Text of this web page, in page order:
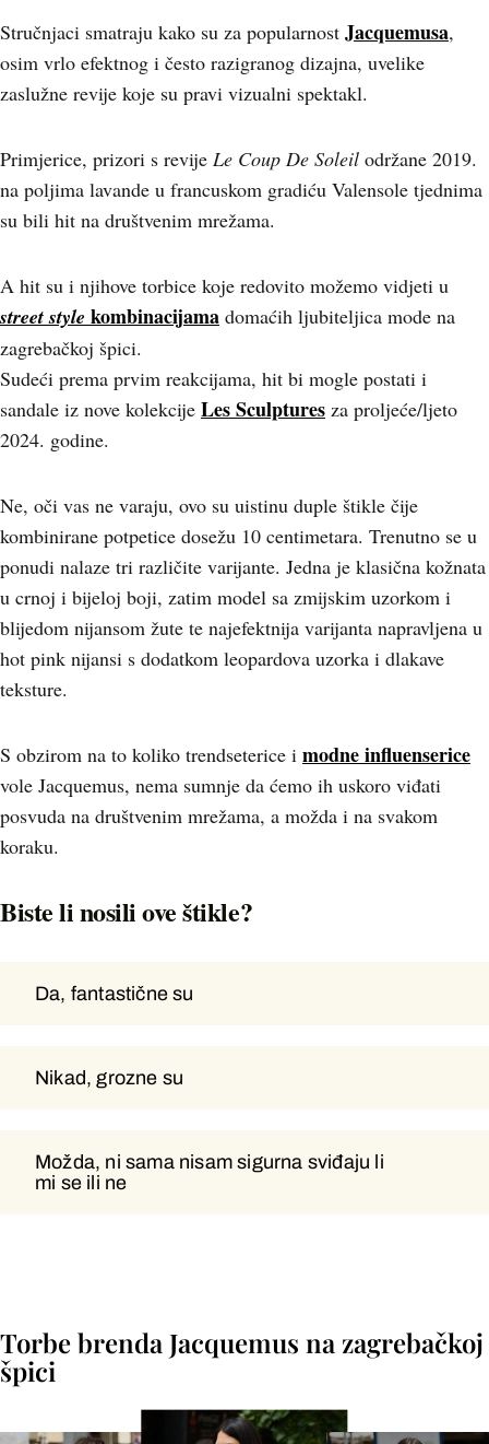
Stručnjaci smatraju kako su za popularnost Jacquemusa,
osim vrlo efektnog i često razigranog dizajna, uvelike
zaslužne revije koje su pravi vizualni spektakl.
Primjerice, prizori s revije Le Coup De Soleil održane 2019.
na poljima lavande u francuskom gradiću Valensole tjednima
su bili hit na društvenim mrežama.
A hit su i njihove torbice koje redovito možemo vidjeti u
street style kombinacijama domaćih ljubiteljica mode na
zagrebačkoj špici.
Sudeći prema prvim reakcijama, hit bi mogle postati i
sandale iz nove kolekcije Les Sculptures za proljeće/ljeto
2024. godine.
Ne, oči vas ne varaju, ovo su uistinu duple štikle čije
kombinirane potpetice dosežu 10 centimetara. Trenutno se u
ponudi nalaze tri različite varijante. Jedna je klasična kožnata
u crnoj i bijeloj boji, zatim model sa zmijskim uzorkom i
blijedom nijansom žute te najefektnija varijanta napravljena u
hot pink nijansi s dodatkom leopardova uzorka i dlakave
teksture.
S obzirom na to koliko trendseterice i modne influenserice
vole Jacquemus, nema sumnje da ćemo ih uskoro viđati
posvuda na društvenim mrežama, a možda i na svakom
koraku.
Biste li nosili ove štikle?
Da, fantastične su
Nikad, grozne su
Možda, ni sama nisam sigurna sviđaju li
mi se ili ne
Da, fantastične su
Nikad, grozne su
Možda, ni sama nisam sigurna
sviđaju li mi se ili ne
Torbe brenda Jacquemus na zagrebačkoj
špici